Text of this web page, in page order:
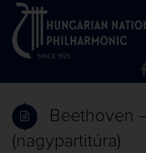
Beethoven
(nagypartitúra)